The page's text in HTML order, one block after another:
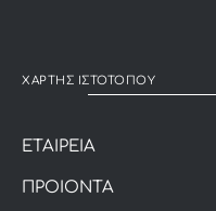
ΧΑΡΤΗΣ ΙΣΤΟΤΟΠΟΥ
ΕΤΑΙΡΕΙΑ
ΠΡΟΙΟΝΤΑ